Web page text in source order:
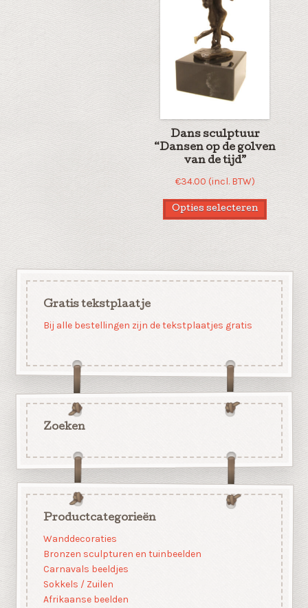
Dans sculptuur
“Dansen op de golven
van de tijd”
€34.00 (incl. BTW)
Opties selecteren
Gratis tekstplaatje
Bij alle bestellingen zijn de tekstplaatjes gratis
Zoeken
Productcategorieën
Wanddecoraties
Bronzen sculpturen en tuinbeelden
Carnavals beeldjes
Sokkels / Zuilen
Afrikaanse beelden